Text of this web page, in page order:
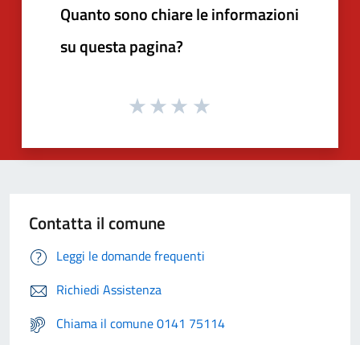
Quanto sono chiare le informazioni
su questa pagina?
Contatta il comune
Leggi le domande frequenti
Richiedi Assistenza
Chiama il comune 0141 75114